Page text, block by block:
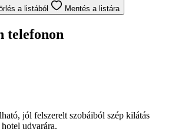
a listából Mentés a listára
telefonon
jól felszerelt szobáiból szép kilátás
udvarára.